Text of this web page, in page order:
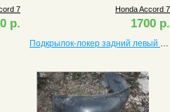
7
р.
Honda Accord 7
1700 р.
Подкрылок-локер задний левый Accord 7